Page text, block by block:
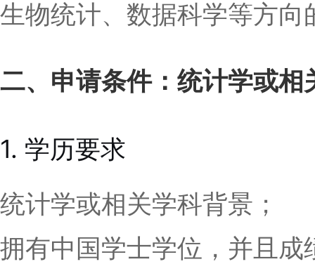
生物统计、数据科学等方向
二、申请条件：统计学或相
1. 学历要求
统计学或相关学科背景；
拥有中国学士学位，并且